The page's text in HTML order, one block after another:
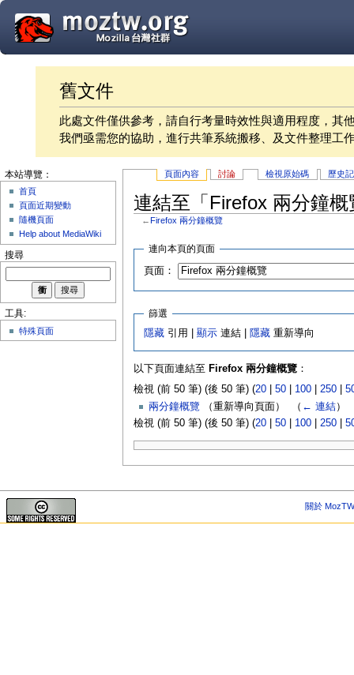
舊文件
此處文件僅供參考，請自行考量時效性與適用程度，其
我們亟需您的協助，進行共筆系統搬移、及文件整理工
頁面內容 討論 檢視原始碼 歷史
連結至「Firefox 兩分鐘
← Firefox 兩分鐘概覽
連向本頁的頁面
頁面：
篩選
隱藏 引用 |顯示 連結 | 隱藏 重新導向
以下頁面連結至 Firefox 兩分鐘概覽：
檢視 (前 50 筆) (後 50 筆) (20| 50| 100| 250|
兩分鐘概覽（重新導向頁面） ‎ （ ← 連結）
檢視 (前 50 筆) (後 50 筆) (20| 50| 100| 250|
本站導覽：
首頁
頁面近期變動
隨機頁面
Help about MediaWiki
搜尋
工具:
特殊頁面
關於